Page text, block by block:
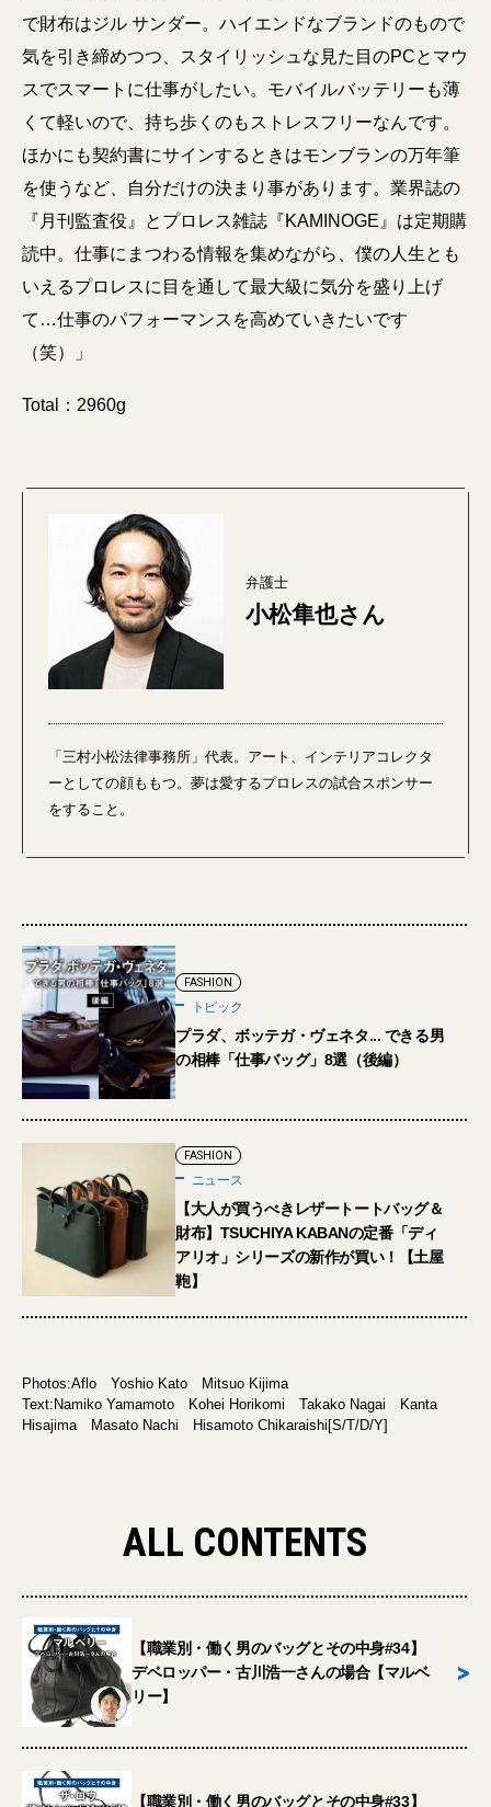
で財布はジル サンダー。ハイエンドなブランドのもので
気を引き締めつつ、スタイリッシュな見た目のPCとマウ
スでスマートに仕事がしたい。モバイルバッテリーも薄
くて軽いので、持ち歩くのもストレスフリーなんです。
ほかにも契約書にサインするときはモンブランの万年筆
を使うなど、自分だけの決まり事があります。業界誌の
『月刊監査役』とプロレス雑誌『KAMINOGE』は定期購
読中。仕事にまつわる情報を集めながら、僕の人生とも
いえるプロレスに目を通して最大級に気分を盛り上げ
て…仕事のパフォーマンスを高めていきたいです
（笑）」
Total：2960g
弁護士
小松隼也さん
「三村小松法律事務所」代表。アート、インテリアコレクタ
ーとしての顔ももつ。夢は愛するプロレスの試合スポンサー
をすること。
FASHION
トピック
プラダ、ボッテガ・ヴェネタ... できる男
の相棒「仕事バッグ」8選（後編）
FASHION
ニュース
【大人が買うべきレザートートバッグ＆
財布】TSUCHIYA KABANの定番「ディ
アリオ」シリーズの新作が買い！【土屋
鞄】
Photos:Aflo Yoshio Kato Mitsuo Kijima
Text:Namiko Yamamoto Kohei Horikomi Takako Nagai Kanta
Hisajima Masato Nachi Hisamoto Chikaraishi[S/T/D/Y]
ALL CONTENTS
【職業別・働く男のバッグとその中身#34】
デベロッパー・古川浩一さんの場合【マルベ
リー】
>
【職業別・働く男のバッグとその中身#33】